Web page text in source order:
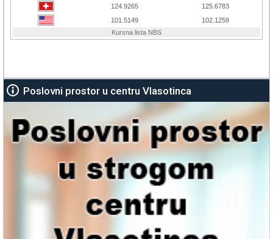
Poslovni prostor u centru Vlasotinca